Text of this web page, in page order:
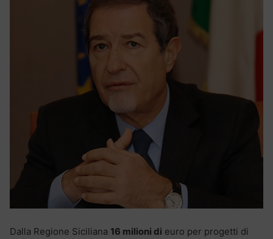
Dalla Regione Siciliana 16 milioni di euro per progetti di